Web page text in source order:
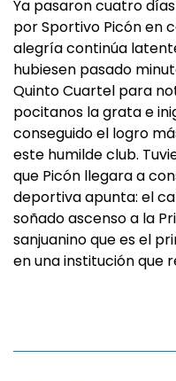
Ya pasaron cuatro
por Sportivo Picón en
alegría continúa
hubiesen pasado
Quinto Cuartel para
pocitanos la grata e
conseguido el logro
este humilde club.
que Picón llegara a
deportiva apunta: el
soñado ascenso a la
sanjuanino que es el
en una institución que